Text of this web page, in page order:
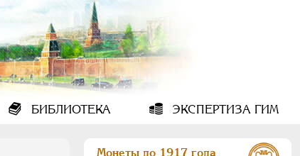
БИБЛИОТЕКА ЭКСПЕРТИЗА ГИМ
Монеты до 1917 года